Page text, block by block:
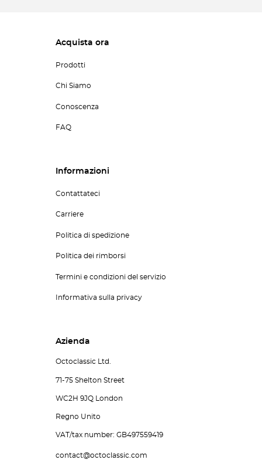
Acquista ora
Prodotti
Chi Siamo
Conoscenza
FAQ
Informazioni
Contattateci
Carriere
Politica di spedizione
Politica dei rimborsi
Termini e condizioni del servizio
Informativa sulla privacy
Azienda
Octoclassic Ltd.
71-75 Shelton Street
WC2H 9JQ London
Regno Unito
VAT/tax number: GB497559419
contact@octoclassic.com